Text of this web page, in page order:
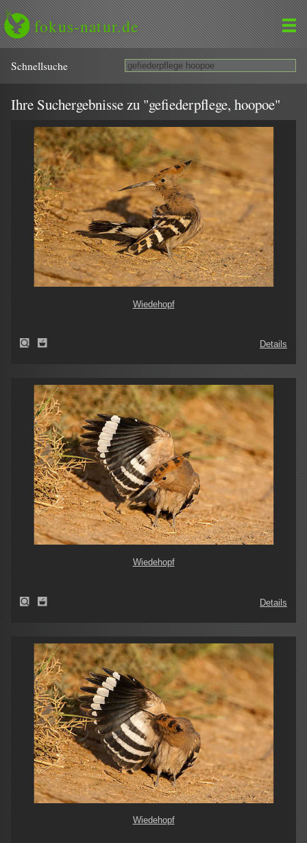
fokus-natur.de
Schnell­suche
Ihre Suchergebnisse zu "gefiederpflege, hoopoe"
Wiedehopf
Details
Wiedehopf
Details
Wiedehopf